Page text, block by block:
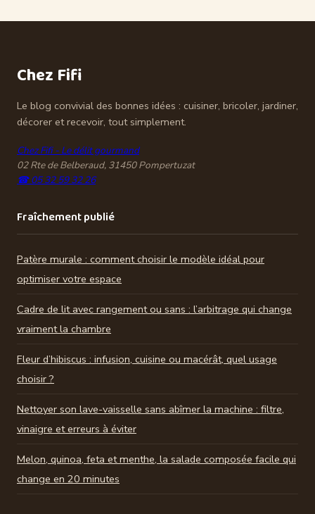
montélier : guide
secrets d’un
Chez Fifi
Le blog convivial des bonnes idées : cuisiner, bricoler, jardiner,
décorer et recevoir, tout simplement.
Chez Fifi - Le délit gourmand
02 Rte de Belberaud, 31450 Pompertuzat
☎ 05 32 59 32 26
Fraîchement publié
Patère murale : comment choisir le modèle idéal pour
optimiser votre espace
Cadre de lit avec rangement ou sans : l’arbitrage qui change
vraiment la chambre
Fleur d’hibiscus : infusion, cuisine ou macérât, quel usage
choisir ?
Nettoyer son lave-vaisselle sans abîmer la machine : filtre,
vinaigre et erreurs à éviter
Melon, quinoa, feta et menthe, la salade composée facile qui
change en 20 minutes